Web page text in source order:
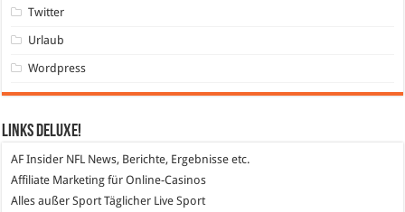
Twitter
Urlaub
Wordpress
Links DeLuXe!
AF Insider NFL News, Berichte, Ergebnisse etc.
Affiliate Marketing für Online-Casinos
Alles außer Sport Täglicher Live Sport